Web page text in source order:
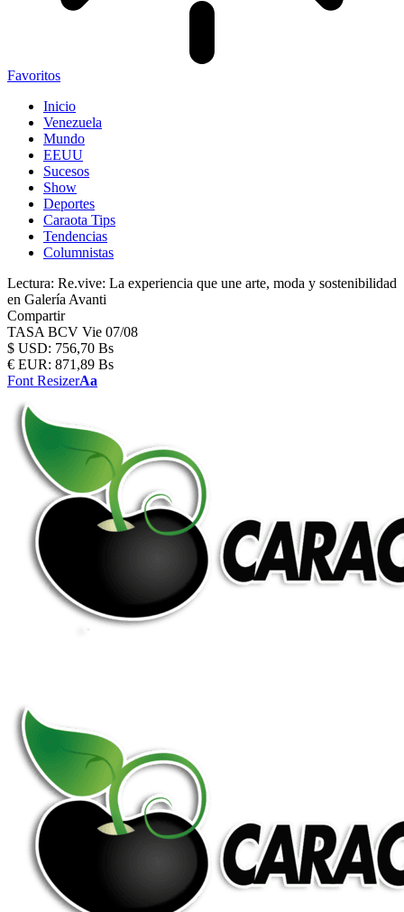
Favoritos
Inicio
Venezuela
Mundo
EEUU
Sucesos
Show
Deportes
Caraota Tips
Tendencias
Columnistas
Lectura: Re.vive: La experiencia que une arte, moda y sostenibilidad
en Galería Avanti
Compartir
TASA BCV Vie 07/08
$ USD: 756,70 Bs
€ EUR: 871,89 Bs
Font ResizerAa